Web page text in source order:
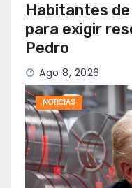
Habitantes
para exigir
Pedro
Ago 8, 2026
NOTICIAS